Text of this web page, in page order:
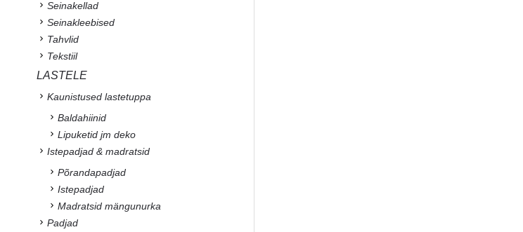
Seinakellad
Seinakleebised
Tahvlid
Tekstiil
LASTELE
Kaunistused lastetuppa
Baldahiinid
Lipuketid jm deko
Istepadjad & madratsid
Põrandapadjad
Istepadjad
Madratsid mängunurka
Padjad